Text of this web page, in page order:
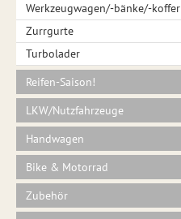
Werkzeugwagen/-bänke/-koffer
Zurrgurte
Turbolader
Reifen-Saison!
LKW/Nutzfahrzeuge
Handwagen
Bike & Motorrad
Zubehör